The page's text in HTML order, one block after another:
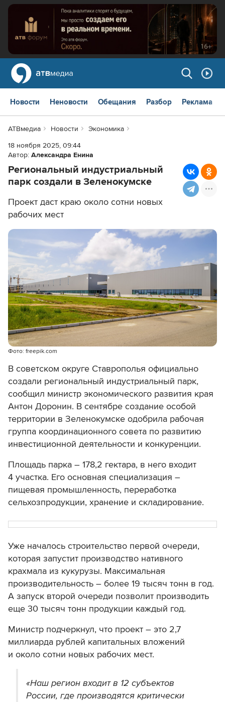
Новости Неновости Обещания Разбор Реклама
АТВмедиа Новости
Экономика
18 ноября 2025, 09:44
Автор: Александра Енина
Региональный индустриальный
парк создали в Зеленокумске
Проект даст краю около сотни новых
рабочих мест
Фото: freepik.com
В советском округе Ставрополья официально
создали региональный индустриальный парк,
сообщил министр экономического развития края
Антон Доронин. В сентябре создание особой
территории в Зеленокумске одобрила рабочая
группа координационного совета по развитию
инвестиционной деятельности и конкуренции.
Площадь парка – 178,2 гектара, в него входит
4 участка. Его основная специализация –
пищевая промышленность, переработка
сельхозпродукции, хранение и складирование.
Уже началось строительство первой очереди,
которая запустит производство нативного
крахмала из кукурузы. Максимальная
производительность – более 19 тысяч тонн в год.
А запуск второй очереди позволит производить
еще 30 тысяч тонн продукции каждый год.
Министр подчеркнул, что проект – это 2,7
миллиарда рублей капитальных вложений
и около сотни новых рабочих мест.
«Наш регион входит в 12 субъектов
России, где производятся критически